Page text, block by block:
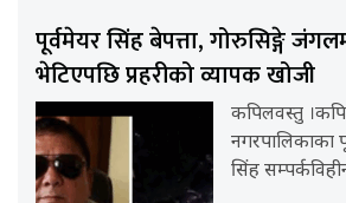
पूर्वमेयर सिंह बेपत्ता, गोरुसिङ्गे
भेटिएपछि प्रहरीको व्यापक खोजी
कपिलवस्तु
नगरपालिकाका
सिंह